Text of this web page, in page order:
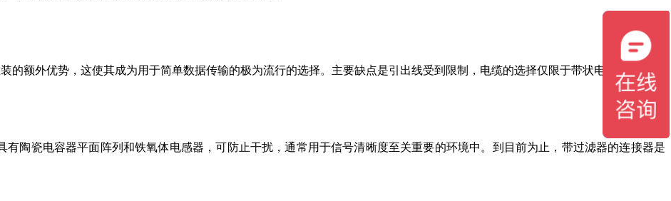
的额外优势，这使其成为用于简单数据传输的极为流行的选择。主要缺点是引出线受到限制，电缆的选择仅限于带状电缆。
陶瓷电容器平面阵列和铁氧体电感器，可防止干扰，通常用于信号清晰度至关重要的环境中。到目前为止，带过滤器的连接器是